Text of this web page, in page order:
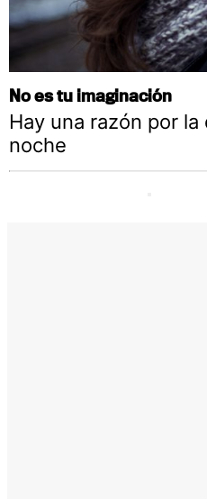
No es tu imaginación
Hay una razón por
noche